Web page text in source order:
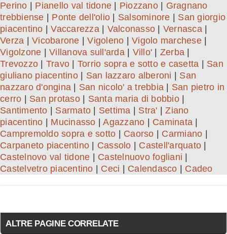
Perino
Pianello val tidone Piozzano| Gragnano
trebbiense
Ponte dell'olio Salsominore
San giorgio
piacentino |Vaccarezza| Valconasso Vernasca|
Verza
Vicobarone |Vigoleno Vigolo marchese|
Vigolzone
Villanova sull'arda| Villo' Zerba
Trevozzo
Travo Torrio sopra e sotto e casetta
San
giuliano piacentino| San lazzaro alberoni
San
nazzaro d'ongina
San nicolo' a trebbia
San pietro in
cerro
San protaso| Santa maria di bobbio|
Santimento
Sarmato Settima Stra' |Ziano
piacentino
Mucinasso |Agazzano Caminata
Campremoldo sopra e sotto
Caorso Carmiano
Carpaneto piacentino
Cassolo Castell'arquato
Castelnovo val tidone
Castelnuovo fogliani
Castelvetro piacentino
Ceci Calendasco Cadeo
ALTRE PAGINE CORRELATE